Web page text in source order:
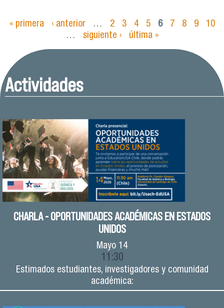
« primera ‹ anterior … 2 3 4 5 6 7 8 9
10
…
siguiente › última »
Actividades
CHARLA - OPORTUNIDADES ACADÉMICAS EN ESTADOS
UNIDOS
Mayo 14
11:30
Estimados estudiantes, investigadores y comunidad
académica: